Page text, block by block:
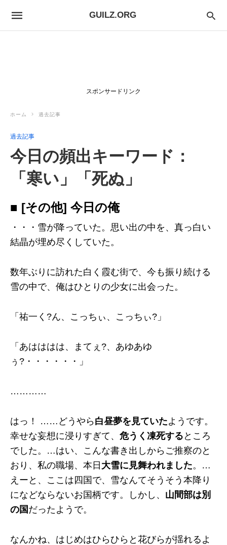
GUILZ.ORG
スポンサードリンク
ホーム 過去記事
過去記事
今日の頻出キーワード：
「寒い」「死ぬ」
■ [その他] 今日の俺
・・・雪が降っていた。思い出の中を、真っ白い
結晶が埋め尽くしていた。
数年ぶりに訪れた白く霞む街で、今も振り続ける
雪の中で、俺はひとりの少女に出会った。
「祐一く?ん、こっちぃ、こっちぃ?」
「あはははは、まてぇ?、あゆあゆ
ぅ?・・・・・・」
…………
はっ！ ……どうやら白昼夢を見ていたようです。
幸せな妄想に浸りすぎて、 危うく凍死する ところ
でした。…はい、こんな書き出しからご推察のと
おり、私の職場、本日 大雪に見舞われました。…
えーと、ここは四国で、雪なんてそうそう本降り
になどならないお国柄です。しかし、 山間部は別
の国 だったようで。
なんかね、はじめはひらひらと花びらが揺れるよ